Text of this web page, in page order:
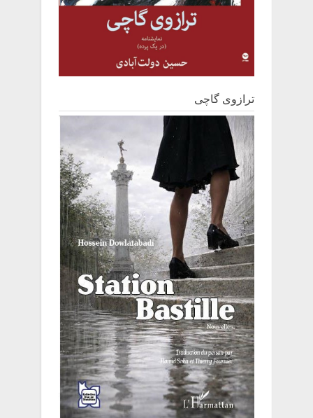
ترازوی گاچی